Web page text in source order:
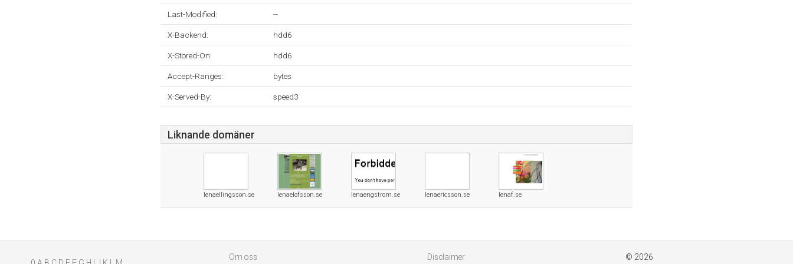
Last-Modified: --
X-Backend: hdd6
X-Stored-On: hdd6
Accept-Ranges: bytes
X-Served-By: speed3
Liknande domäner
lenaellingsson.se lenaelofsson.se lenaengstrom.se lenaericsson.se lenaf.se
Om oss Disclaimer © 2026